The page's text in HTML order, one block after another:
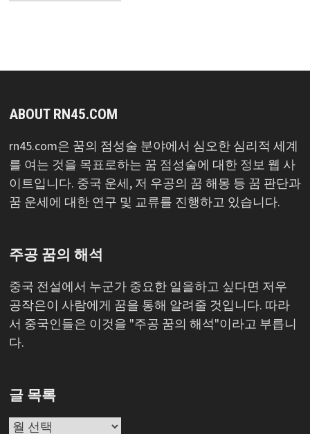
ABOUT RN45.COM
rn45.com은 꿈의 점성술 분야에서 심오한 심리적 세계
를 여는 것을 목표로하는 꿈 점성술에 대한 정보 웹 사
이트입니다. 중국 운세, 저 우공의 꿈 해몽 등 꿈 판단과
꿈 운세에 대한 연구 및 교류를 진행하고 있습니다.
주공 꿈의 해석
중국 전설에서 누군가 중요한 일을하고 싶다면 저우
공작은이 사람에게 꿈을 통해 알려줄 것입니다. 따라
서 중국인들은 이것을 "주공 꿈의 해석"이라고 부릅니
다.
글 목록
글